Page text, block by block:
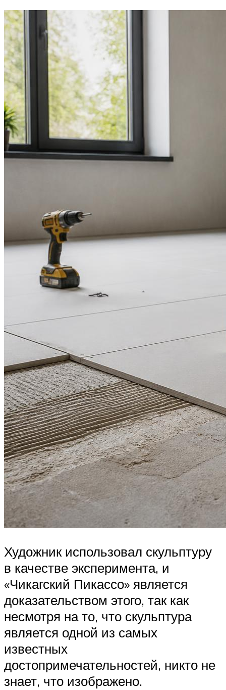
Художник использовал скульптуру
в качестве эксперимента, и
«Чикагский Пикассо» является
доказательством этого, так как
несмотря на то, что скульптура
является одной из самых
известных
достопримечательностей, никто не
знает, что изображено.